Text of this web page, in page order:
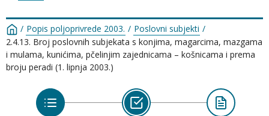
/ Popis poljoprivrede 2003. / Poslovni subjekti /
2.4.13. Broj poslovnih subjekata s konjima, magarcima, mazgama
i mulama, kunićima, pčelinjim zajednicama – košnicama i prema
broju peradi (1. lipnja 2003.)